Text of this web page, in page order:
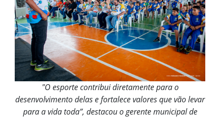
"O esporte contribui diretamente para o
desenvolvimento delas e fortalece valores que vão levar
para a vida toda”, destacou o gerente municipal de